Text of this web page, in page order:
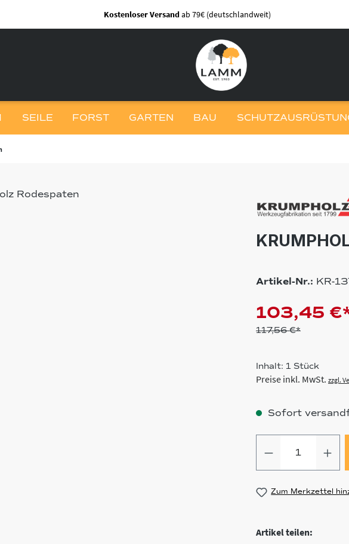
Kostenloser Versandab 79€ (deutschlandweit)
SEILE FORST GARTEN BAU
Artikel-Nr.: KR-
103,45
117,56 €*
Inhalt: 1 Stück
Preise inkl. MwSt. zzgl.
Sofort
Produkt
Zum Merkzettel
Artikel teilen: